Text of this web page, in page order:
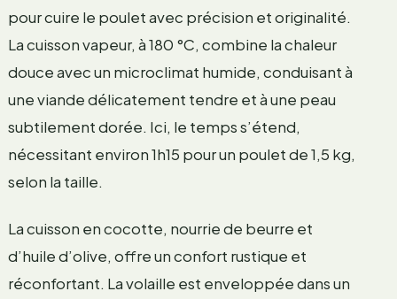
pour cuire le poulet avec précision et originalité.
La cuisson vapeur, à 180 °C, combine la chaleur
douce avec un microclimat humide, conduisant à
une viande délicatement tendre et à une peau
subtilement dorée. Ici, le temps s’étend,
nécessitant environ 1h15 pour un poulet de 1,5 kg,
selon la taille.
La cuisson en cocotte, nourrie de beurre et
d’huile d’olive, offre un confort rustique et
réconfortant. La volaille est enveloppée dans un